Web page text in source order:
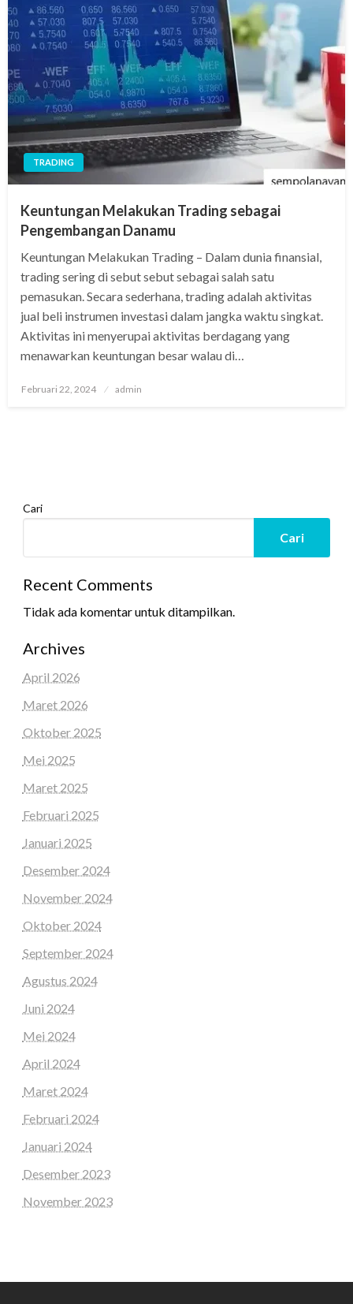
TRADING
Keuntungan Melakukan Trading sebagai
Pengembangan Danamu
Keuntungan Melakukan Trading – Dalam dunia finansial,
trading sering di sebut sebut sebagai salah satu
pemasukan. Secara sederhana, trading adalah aktivitas
jual beli instrumen investasi dalam jangka waktu singkat.
Aktivitas ini menyerupai aktivitas berdagang yang
menawarkan keuntungan besar walau di…
Posted
Februari 22, 2024 admin
Cari
Cari
Recent Comments
Tidak ada komentar untuk ditampilkan.
Archives
April 2026
Maret 2026
Oktober 2025
Mei 2025
Maret 2025
Februari 2025
Januari 2025
Desember 2024
November 2024
Oktober 2024
September 2024
Agustus 2024
Juni 2024
Mei 2024
April 2024
Maret 2024
Februari 2024
Januari 2024
Desember 2023
November 2023